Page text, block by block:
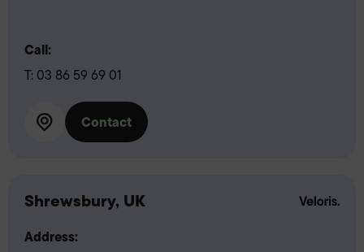
Call:
T: 03 86 59 69 01
Contact
Shrewsbury, UK
Address: